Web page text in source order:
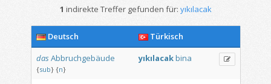
1 indirekte Treffer gefunden für: yıkılacak
Deutsch
Türkisch
dasAbbruchgebäude
{sub} {n}
yıkılacakbina